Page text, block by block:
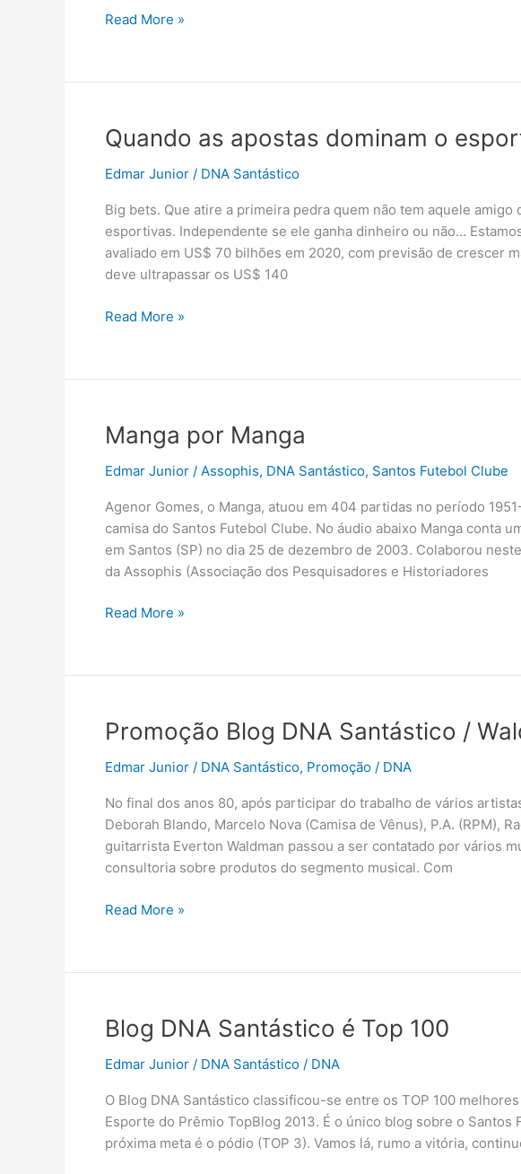
Santos
2
–
Virada
Espetacular
Read More »
Quando as apostas dominam o
Edmar Junior / DNA Santástico
Big bets. Que atire a primeira pedra quem não tem aquele
esportivas. Independente se ele ganha dinheiro ou não…
avaliado em US$ 70 bilhões em 2020, com previsão de crescer
deve ultrapassar os US$ 140
Quando
dominam
esporte
Read More »
Manga por Manga
Edmar Junior / Assophis, DNA Santástico, Santos Futebol Clube
Agenor Gomes, o Manga, atuou em 404 partidas no período
camisa do Santos Futebol Clube. No áudio abaixo Manga conta
em Santos (SP) no dia 25 de dezembro de 2003. Colaborou
da Assophis (Associação dos Pesquisadores e Historiadores
Manga
Read More »
Promoção Blog DNA Santástico /
Edmar Junior / DNA Santástico, Promoção / DNA
No final dos anos 80, após participar do trabalho de vários
Deborah Blando, Marcelo Nova (Camisa de Vênus), P.A. (RPM),
guitarrista Everton Waldman passou a ser contatado por vários
consultoria sobre produtos do segmento musical. Com
Promoção
Santástico
Waldman
Read More »
Blog DNA Santástico é Top 100
Edmar Junior / DNA Santástico / DNA
O Blog DNA Santástico classificou-se entre os TOP 100
Esporte do Prêmio TopBlog 2013. É o único blog sobre o
próxima meta é o pódio (TOP 3). Vamos lá, rumo a vitória,